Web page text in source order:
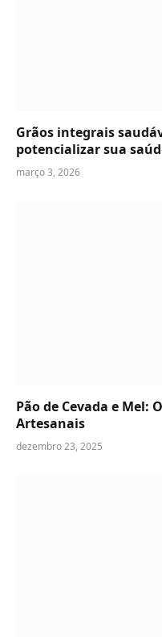
Grãos integrais
potencializar sua
março 3, 2026
Pão de Cevada e Mel:
Artesanais
dezembro 23, 2025